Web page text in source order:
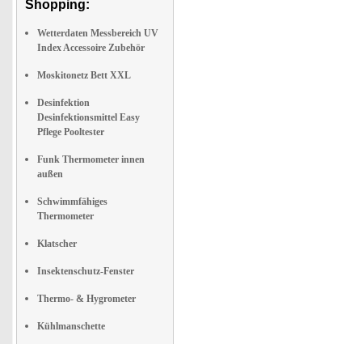
Shopping:
Wetterdaten Messbereich UV
Index Accessoire Zubehör
Moskitonetz Bett XXL
Desinfektion
Desinfektionsmittel Easy
Pflege Pooltester
Funk Thermometer innen
außen
Schwimmfähiges
Thermometer
Klatscher
Insektenschutz-Fenster
Thermo- & Hygrometer
Kühlmanschette